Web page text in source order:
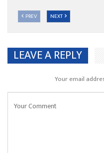
PREV NEXT
LEAVE A REPLY
Your email